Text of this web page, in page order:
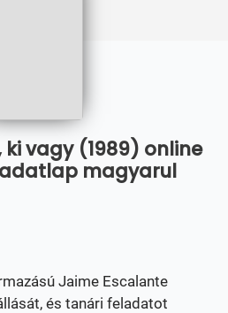
vagy (1989) online
magyarul
Jaime Escalante
és tanári feladatot